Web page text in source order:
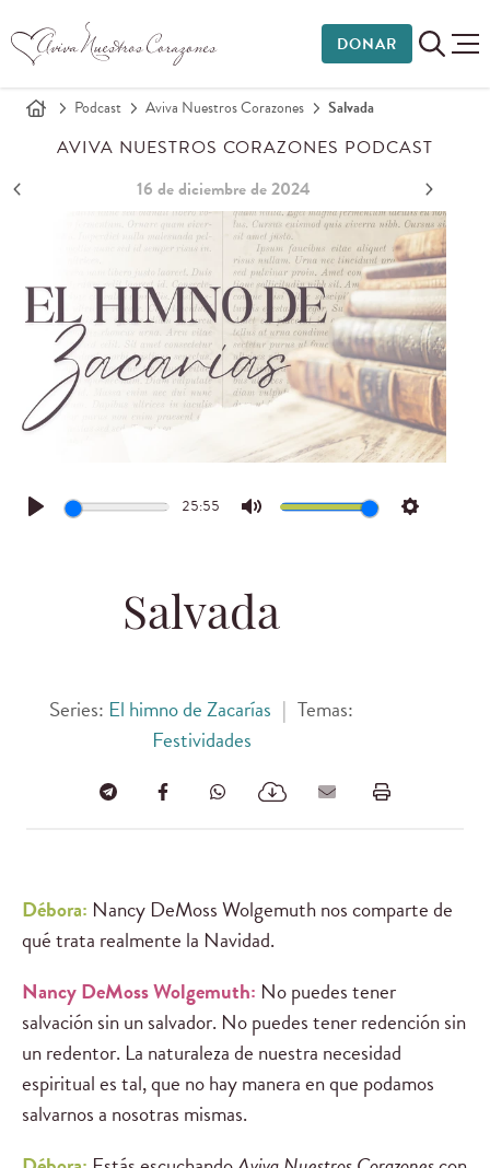
DONAR
Podcast Aviva Nuestros Corazones Salvada
AVIVA NUESTROS CORAZONES PODCAST
16 de diciembre de 2024
Play
25:55
Mute Settings
Salvada
Series: El himno de Zacarías | Temas:
Festividades
Débora: Nancy DeMoss Wolgemuth nos comparte de
qué trata realmente la Navidad.
Nancy DeMoss Wolgemuth: No puedes tener
salvación sin un salvador. No puedes tener redención sin
un redentor. La naturaleza de nuestra necesidad
espiritual es tal, que no hay manera en que podamos
salvarnos a nosotras mismas.